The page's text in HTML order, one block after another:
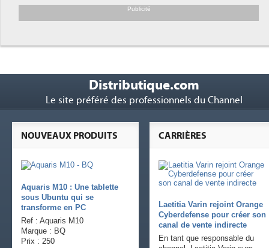
Publicité
Distributique.com
Le site préféré des professionnels du Channel
CARRIÈRES
Laetitia Varin rejoint Orange
Cyberdefense pour créer son
canal de vente indirecte
En tant que responsable du
NOUVEAUX PRODUITS
Aquaris M10 : Une tablette
sous Ubuntu qui se
transforme en PC
Ref : Aquaris M10
Marque : BQ
Prix : 250